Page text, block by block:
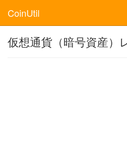
CoinUtil
仮想通貨（暗号資産）